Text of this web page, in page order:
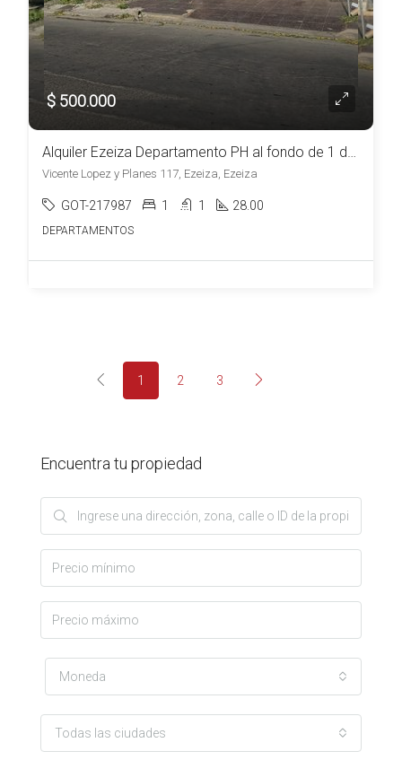
$ 500.000
Alquiler Ezeiza Departamento PH al fondo de 1 dormitorio patio y parrilla
Vicente Lopez y Planes 117, Ezeiza, Ezeiza
GOT-217987 1 1 28.00
DEPARTAMENTOS
1 2 3
Encuentra tu propiedad
Moneda
Todas las ciudades